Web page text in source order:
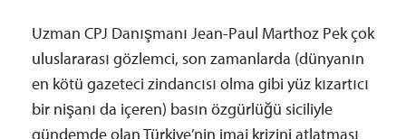
Uzman CPJ Danışmanı Jean-Paul Marthoz Pek çok
uluslararası gözlemci, son zamanlarda (dünyanın
en kötü gazeteci zindancısı olma gibi yüz kızartıcı
bir nişanı da içeren) basın özgürlüğü siciliyle
gündemde olan Türkiye’nin imaj krizini atlatması